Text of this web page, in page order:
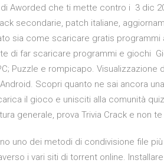
Aworded che ti mette contro i 3 dic
secondarie, patch italiane,
sia come scaricare gratis programmi
di far scaricare programmi e giochi
Puzzle e rompicapo. Visualizzazione
Scopri quanto ne sai ancora
il gioco e unisciti alla comunità
generale, prova Trivia Crack e non te
uno dei metodi di condivisione file
i vari siti di torrent online.